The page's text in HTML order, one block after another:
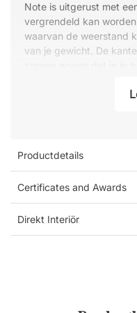
Note is uitgerust met
vergrendeld kan
waarvan de weerstand
van je gewicht. De
vergaderruimte kunt
Specificaties:
Verstelbare
Comfortabele,
Productdetails
Certificates and Awards
Direkt Interiör